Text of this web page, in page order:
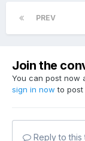
PREV
Join the
You can post now
sign in now to post
Reply to this